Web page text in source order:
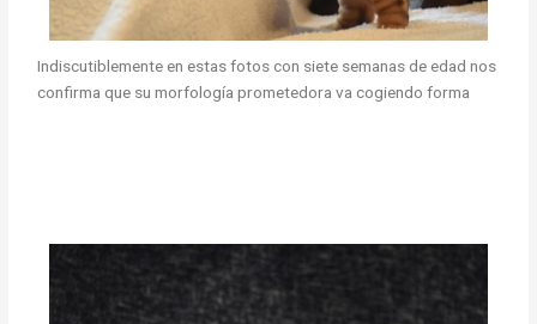
Indiscutiblemente en estas fotos con siete semanas de edad nos
confirma que su morfología prometedora va cogiendo forma